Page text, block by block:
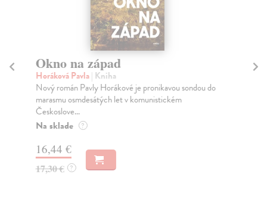
Okno na západ
Horáková Pavla| Kniha
Nový román Pavly Horákové je pronikavou sondou do
marasmu osmdesátých let v komunistickém
Českoslove...
Na sklade ?
16,44 €
17,30 € ?